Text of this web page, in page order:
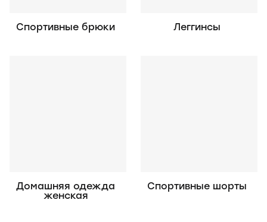
Спортивные брюки Леггинсы
Домашняя одежда
женская
Спортивные шорты